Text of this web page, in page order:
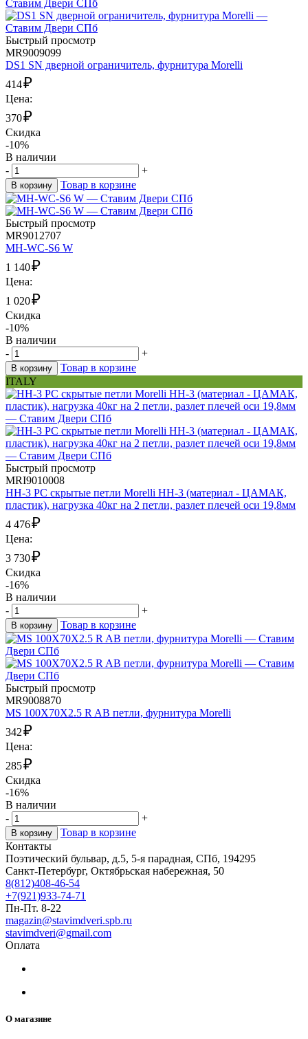
Быстрый просмотр
MR9009099
DS1 SN дверной ограничитель, фурнитура Morelli
414₽
Цена:
370₽
Скидка
-10%
В наличии
-
+
В корзину Товар в корзине
Быстрый просмотр
MR9012707
MH-WC-S6 W
1 140₽
Цена:
1 020₽
Скидка
-10%
В наличии
-
+
В корзину
Товар в корзине
ITALY
Быстрый просмотр
MRI9010008
HH-3 PC скрытые петли Morelli HH-3 (материал - ЦАМАК,
пластик), нагрузка 40кг на 2 петли, разлет плечей оси 19,8мм
4 476₽
Цена:
3 730₽
Скидка
-16%
В наличии
-
+
В корзину Товар в корзине
Быстрый просмотр
MR9008870
MS 100X70X2.5 R AB петли, фурнитура Morelli
342₽
Цена:
285₽
Скидка
-16%
В наличии
-
+
В корзину
Товар в корзине
Контакты
Поэтический бульвар, д.5, 5-я парадная, СПб, 194295
Санкт-Петербург, Октябрьская набережная, 50
8(812)408-46-54
+7(921)933-74-71
Пн-Пт. 8-22
magazin@stavimdveri.spb.ru
stavimdveri@gmail.com
Оплата
О магазине